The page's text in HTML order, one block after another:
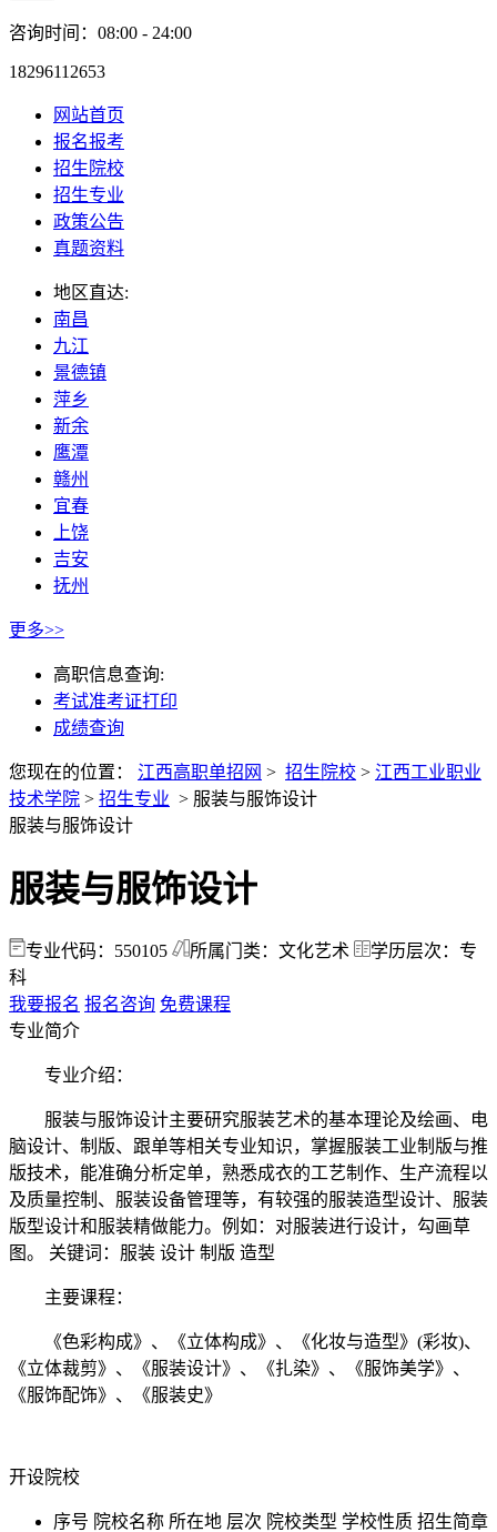
咨询时间：08:00 - 24:00
18296112653
网站首页
报名报考
招生院校
招生专业
政策公告
真题资料
地区直达:
南昌
九江
景德镇
萍乡
新余
鹰潭
赣州
宜春
上饶
吉安
抚州
更多>>
高职信息查询:
考试准考证打印
成绩查询
您现在的位置： 江西高职单招网 > 招生院校 > 江西工业职业
技术学院 > 招生专业 > 服装与服饰设计
服装与服饰设计
服装与服饰设计
专业代码：550105 所属门类：文化艺术
学历层次：专
科
我要报名 报名咨询 免费课程
专业简介
专业介绍：
服装与服饰设计主要研究服装艺术的基本理论及绘画、电
脑设计、制版、跟单等相关专业知识，掌握服装工业制版与推
版技术，能准确分析定单，熟悉成衣的工艺制作、生产流程以
及质量控制、服装设备管理等，有较强的服装造型设计、服装
版型设计和服装精做能力。例如：对服装进行设计，勾画草
图。 关键词：服装 设计 制版 造型
主要课程：
《色彩构成》、《立体构成》、《化妆与造型》(彩妆)、
《立体裁剪》、《服装设计》、《扎染》、《服饰美学》、
《服饰配饰》、《服装史》
开设院校
序号 院校名称 所在地 层次 院校类型 学校性质 招生简章